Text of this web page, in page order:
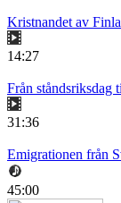
Kristnandet av
14:27
Från ståndsriksdag
31:36
Emigrationen från
45:00